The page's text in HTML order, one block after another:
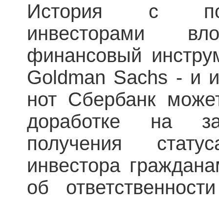
История с
инвесторами
финансовый
Goldman Sachs - и
нот Сбербанк
доработке на
получения
инвестора
об